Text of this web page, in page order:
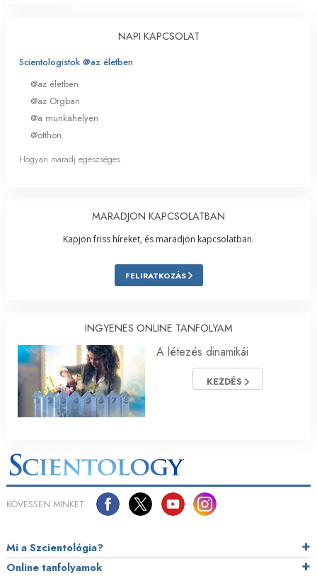
NAPI KAPCSOLAT
Scientologistok @az életben
@az életben
@az Orgban
@a munkahelyen
@otthon
Hogyan maradj egészséges
MARADJON KAPCSOLATBAN
Kapjon friss híreket, és maradjon kapcsolatban.
FELIRATKOZÁS
INGYENES ONLINE TANFOLYAM
A létezés dinamikái
KEZDÉS
KÖVESSEN MINKET
Mi a Szcientológia?
Online tanfolyamok